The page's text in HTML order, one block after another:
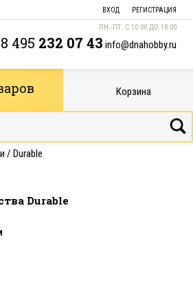
ВХОД РЕГИСТРАЦИЯ
ПН.-ПТ. С 10:00 ДО 18:00
8 495 232 07 43 info@dnahobby.ru
Корзина
/ Durable
Durable